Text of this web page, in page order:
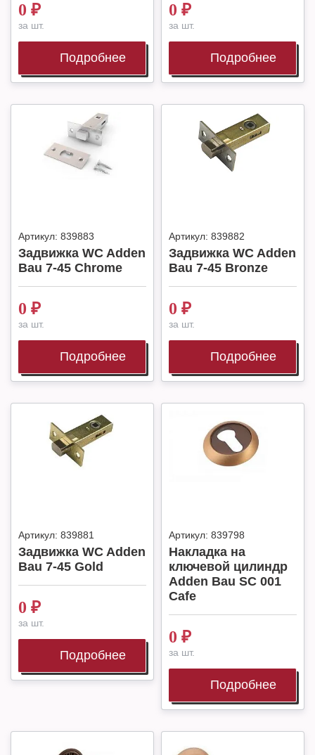
0 ₽
за шт.
Подробнее
0 ₽
за шт.
Подробнее
Артикул: 839883
Задвижка WC Adden
Bau 7-45 Chrome
0 ₽
за шт.
Подробнее
Артикул: 839882
Задвижка WC Adden
Bau 7-45 Bronze
0 ₽
за шт.
Подробнее
Артикул: 839881
Задвижка WC Adden
Bau 7-45 Gold
0 ₽
за шт.
Подробнее
Артикул: 839798
Накладка на
ключевой цилиндр
Adden Bau SC 001
Cafe
0 ₽
за шт.
Подробнее